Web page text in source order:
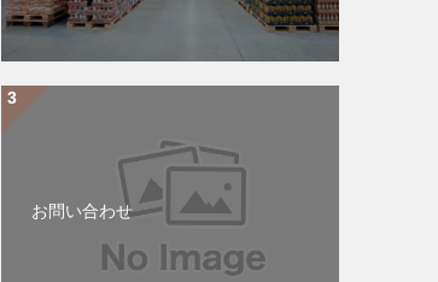
お問い合わせ